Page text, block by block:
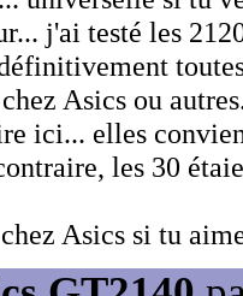
j'ai testé les
Asics ou
ici... elles
les 30
Asics si tu